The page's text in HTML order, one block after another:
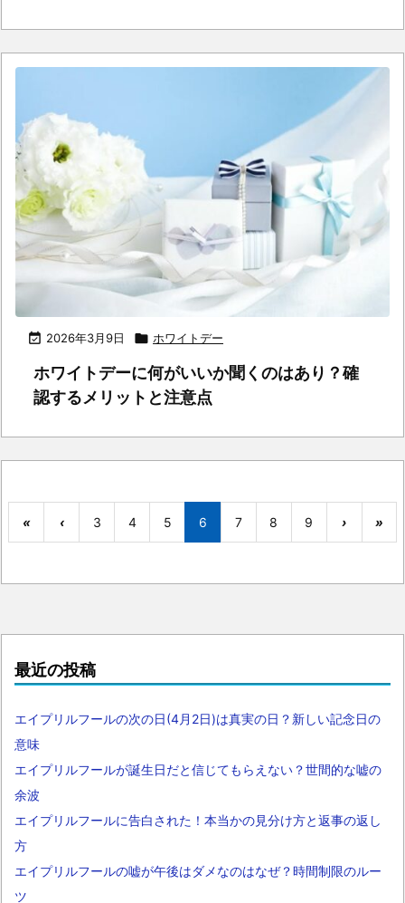
 2026年3月9日  ホワイトデー
ホワイトデーに何がいいか聞くのはあり？確
認するメリットと注意点
« ‹ 3 4 5 6 7 8 9 › »
最近の投稿
エイプリルフールの次の日(4月2日)は真実の日？新しい記念日の
意味
エイプリルフールが誕生日だと信じてもらえない？世間的な嘘の
余波
エイプリルフールに告白された！本当かの見分け方と返事の返し
方
エイプリルフールの嘘が午後はダメなのはなぜ？時間制限のルー
ツ